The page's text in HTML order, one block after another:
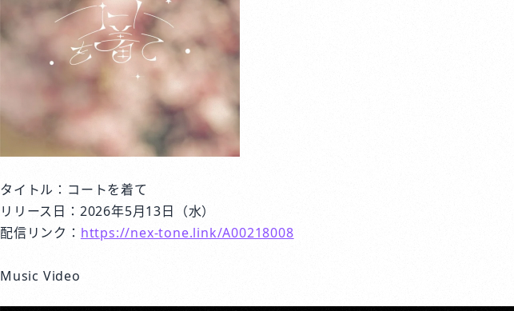
タイトル：コートを着て
リリース日：2026年5月13日（水）
配信リンク： https://nex-tone.link/A00218008
Music Video